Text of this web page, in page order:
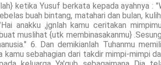
ketika Yusuf berkata kepada ayahnya :
buah bintang, matahari dan bulan,
anakku ,jgnlah kamu ceritakan
muslihat {utk membinasakanmu}
6. Dan demikianlah Tuhanmu
kamu sebahagian dari takdir mimpi-mimpi